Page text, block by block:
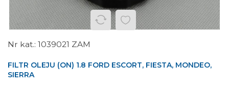
1039021 ZAM
FILTR OLEJU (ON) 1.8 FORD ESCORT, FIESTA, MONDEO,
SIERRA